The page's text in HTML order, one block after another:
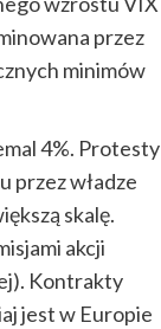
przez
minimów
4%. Protesty
przez władze
skalę.
akcji
Kontrakty
jest w Europie